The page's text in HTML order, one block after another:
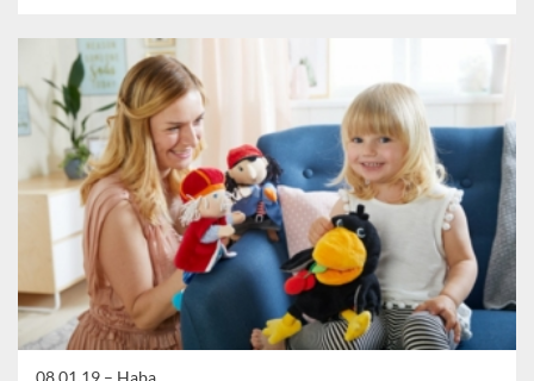
08.01.19 – Haba